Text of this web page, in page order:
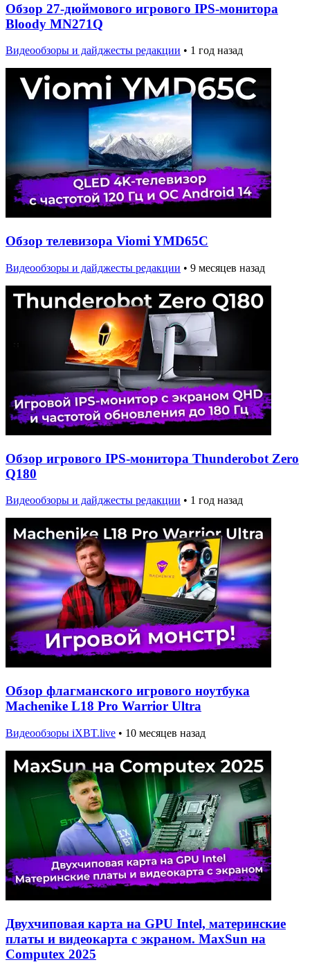
Обзор 27-дюймового игрового IPS-монитора
Bloody MN271Q
Видеообзоры и дайджесты редакции • 1 год назад
Обзор телевизора Viomi YMD65C
Видеообзоры и дайджесты редакции • 9 месяцев назад
Обзор игрового IPS-монитора Thunderobot Zero
Q180
Видеообзоры и дайджесты редакции • 1 год назад
Обзор флагманского игрового ноутбука
Machenike L18 Pro Warrior Ultra
Видеообзоры iXBT.live • 10 месяцев назад
Двухчиповая карта на GPU Intel, материнские
платы и видеокарта с экраном. MaxSun на
Computex 2025